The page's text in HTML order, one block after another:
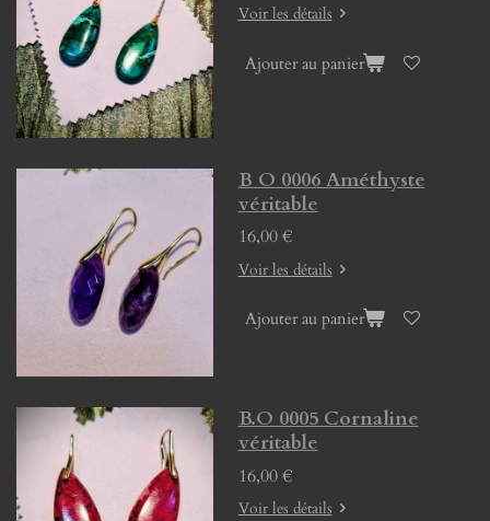
Voir les détails
Ajouter au panier
B O 0006 Améthyste
véritable
16,00 €
Voir les détails
Ajouter au panier
B.O 0005 Cornaline
véritable
16,00 €
Voir les détails